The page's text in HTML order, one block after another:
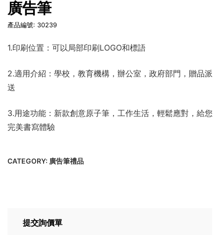
廣告筆
產品編號: 30239
1.印刷位置：可以局部印刷LOGO和標語
2.適用介紹：學校，教育機構，辦公室，政府部門，贈品派
送
3.用途功能：新款創意原子筆，工作生活，輕鬆應對，給您
完美書寫體驗
CATEGORY: 廣告筆禮品
提交詢價單